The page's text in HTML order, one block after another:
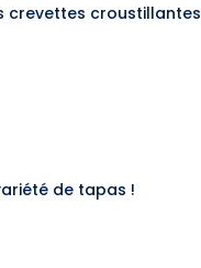
crevettes croustillantes
de tapas !